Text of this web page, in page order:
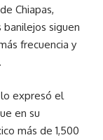
Chiapas,
banilejos siguen
frecuencia y
lo expresó el
en su
más de 1,500